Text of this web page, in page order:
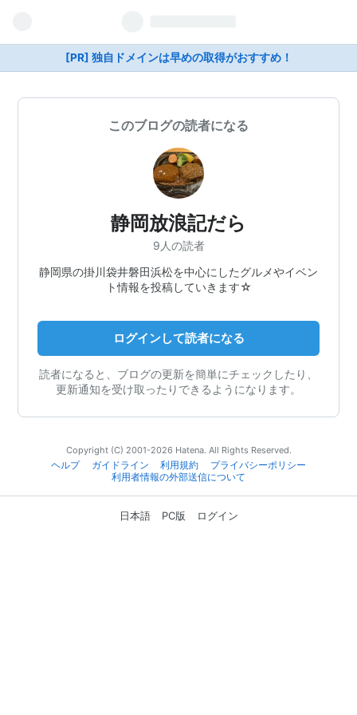
[PR] 独自ドメインは早めの取得がおすすめ！
このブログの読者になる
静岡放浪記だら
9人の読者
静岡県の掛川袋井磐田浜松を中心にしたグルメやイベン
ト情報を投稿していきます☆
ログインして読者になる
読者になると、ブログの更新を簡単にチェックしたり、
更新通知を受け取ったりできるようになります。
Copyright (C) 2001-2026 Hatena. All Rights Reserved.
ヘルプ
ガイドライン 利用規約
プライバシーポリシー
利用者情報の外部送信について
日本語 PC版 ログイン